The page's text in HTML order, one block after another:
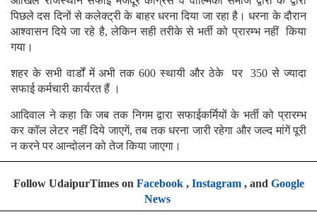
पिछले दस दिनों से कलेक्ट्री के बाहर धरना दिया जा रहा है। धरना के दौरान
आश्वासन दिये जा रहे है, लेकिन सही तरीके से भर्ती को प्रारम्भ नहीं किया
गया।
शहर के सभी वार्डों में अभी तक 600 स्थायी और ठेके पर 350 से ज्यादा
सफाई कर्मचारी कार्यरत हैं ।
आदिवाल ने कहा कि जब तक निगम द्वारा सफाईकर्मियों के भर्ती को प्रारम्भ
कर कॉल लेटर नहीं दिये जाएगें, तब तक धरना जारी रहेगा और जल्द मांगें पूरी
न करने पर आन्दोलन को तेज किया जाएगा।
Follow UdaipurTimes on Facebook, Instagram, and Google
News